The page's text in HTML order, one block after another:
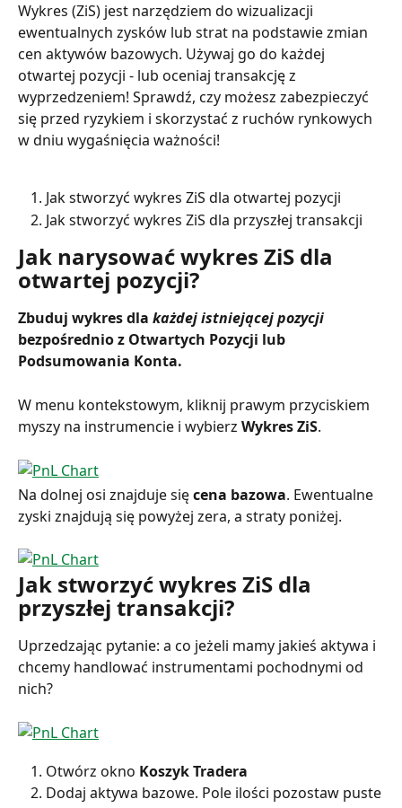
Wykres (ZiS) jest narzędziem do wizualizacji
ewentualnych zysków lub strat na podstawie zmian
cen aktywów bazowych. Używaj go do każdej
otwartej pozycji - lub oceniaj transakcję z
wyprzedzeniem! Sprawdź, czy możesz zabezpieczyć
się przed ryzykiem i skorzystać z ruchów rynkowych
w dniu wygaśnięcia ważności!
Jak stworzyć wykres ZiS dla otwartej pozycji
Jak stworzyć wykres ZiS dla przyszłej transakcji
Jak narysować wykres ZiS dla
otwartej pozycji?
Zbuduj wykres dla każdej istniejącej pozycji
bezpośrednio z Otwartych Pozycji lub
Podsumowania Konta.
W menu kontekstowym, kliknij prawym przyciskiem
myszy na instrumencie i wybierz Wykres ZiS.
Na dolnej osi znajduje się cena bazowa. Ewentualne
zyski znajdują się powyżej zera, a straty poniżej.
Jak stworzyć wykres ZiS dla
przyszłej transakcji?
Uprzedzając pytanie: a co jeżeli mamy jakieś aktywa i
chcemy handlować instrumentami pochodnymi od
nich?
Otwórz okno Koszyk Tradera
Dodaj aktywa bazowe. Pole ilości pozostaw puste